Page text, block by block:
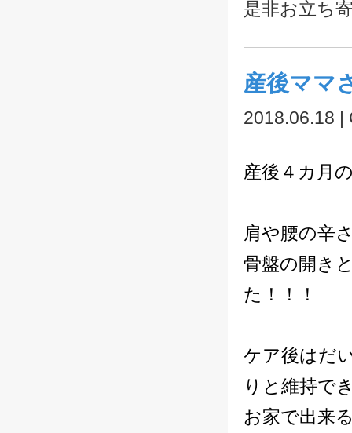
是非お立ち
産後ママ
2018.06.18
産後４カ月
肩や腰の辛
骨盤の開き
た！！！
ケア後はだ
りと維持で
お家で出来